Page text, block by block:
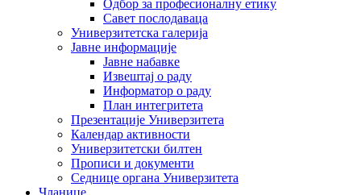
Одбор за професионалну етику
Савет послодаваца
Универзитетска галерија
Јавне информације
Јавне набавке
Извештај о раду
Информатор о раду
План интегритета
Презентације Универзитета
Календар активности
Универзитетски билтен
Прописи и документи
Седнице органа Универзитета
Чланице